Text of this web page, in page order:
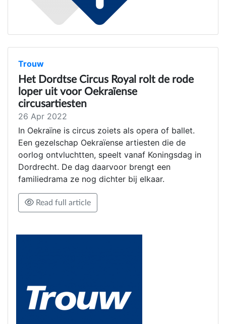
Trouw
Het Dordtse Circus Royal rolt de rode
loper uit voor Oekraïense
circusartiesten
26 Apr 2022
In Oekraïne is circus zoiets als opera of ballet.
Een gezelschap Oekraïense artiesten die de
oorlog ontvluchtten, speelt vanaf Koningsdag in
Dordrecht. De dag daarvoor brengt een
familiedrama ze nog dichter bij elkaar.
Read full article